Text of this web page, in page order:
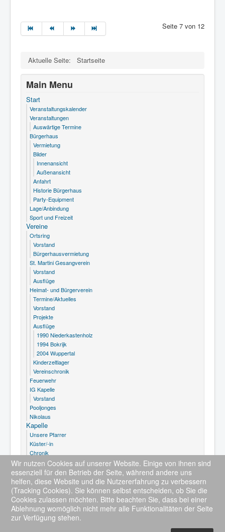
Seite 7 von 12
Aktuelle Seite: Startseite
Main Menu
Start
Veranstaltungskalender
Veranstaltungen
Auswärtige Termine
Bürgerhaus
Vermietung
Bilder
Innenansicht
Außenansicht
Anfahrt
Historie Bürgerhaus
Party-Equipment
Lage/Anbindung
Sport und Freizeit
Vereine
Ortsring
Vorstand
Bürgerhausvermietung
St. Martini Gesangverein
Vorstand
Ausflüge
Heimat- und Bürgerverein
Termine/Aktuelles
Vorstand
Projekte
Ausflüge
1990 Niederkastenholz
1994 Bokrijk
2004 Wuppertal
Kinderzeltlager
Vereinschronik
Feuerwehr
IG Kapelle
Vorstand
Pooljonges
Nikolaus
Kapelle
Unsere Pfarrer
Küster/-in
Chronik
Bilder
Grußwort
Wir nutzen Cookies auf unserer Website. Einige von ihnen sind
essenziell für den Betrieb der Seite, während andere uns
helfen, diese Website und die Nutzererfahrung zu verbessern
(Tracking Cookies). Sie können selbst entscheiden, ob Sie die
Cookies zulassen möchten. Bitte beachten Sie, dass bei einer
Ablehnung womöglich nicht mehr alle Funktionalitäten der Seite
zur Verfügung stehen.